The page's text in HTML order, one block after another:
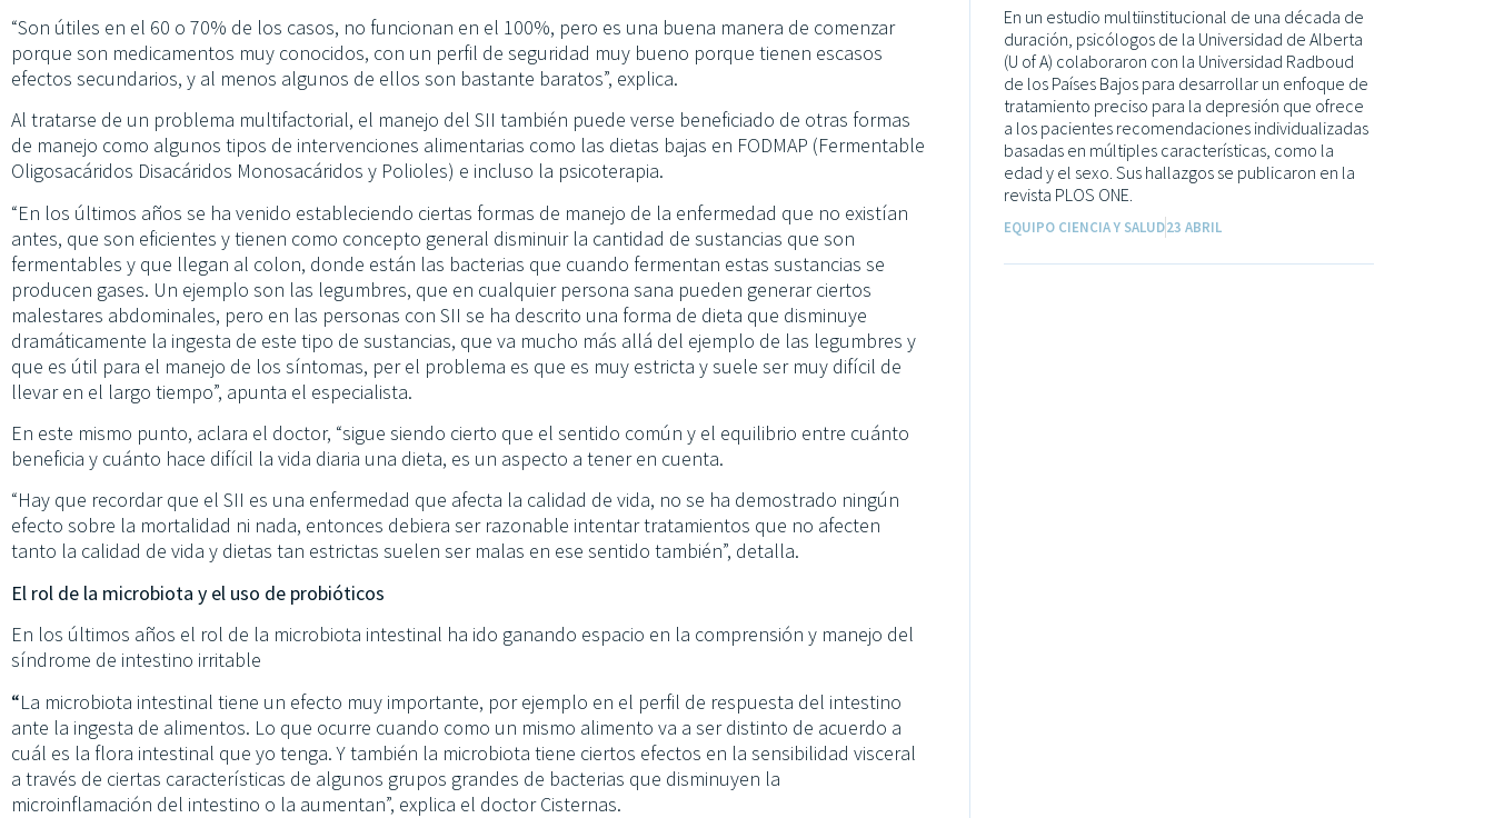
“Son útiles en el 60 o 70% de los casos, no funcionan en el 100%, pero es una buena manera de comenzar
porque son medicamentos muy conocidos, con un perfil de seguridad muy bueno porque tienen escasos
efectos secundarios, y al menos algunos de ellos son bastante baratos”, explica.
Al tratarse de un problema multifactorial, el manejo del SII también puede verse beneficiado de otras formas
de manejo como algunos tipos de intervenciones alimentarias como las dietas bajas en FODMAP (Fermentable
Oligosacáridos Disacáridos Monosacáridos y Polioles) e incluso la psicoterapia.
“En los últimos años se ha venido estableciendo ciertas formas de manejo de la enfermedad que no existían
antes, que son eficientes y tienen como concepto general disminuir la cantidad de sustancias que son
fermentables y que llegan al colon, donde están las bacterias que cuando fermentan estas sustancias se
producen gases. Un ejemplo son las legumbres, que en cualquier persona sana pueden generar ciertos
malestares abdominales, pero en las personas con SII se ha descrito una forma de dieta que disminuye
dramáticamente la ingesta de este tipo de sustancias, que va mucho más allá del ejemplo de las legumbres y
que es útil para el manejo de los síntomas, per el problema es que es muy estricta y suele ser muy difícil de
llevar en el largo tiempo”, apunta el especialista.
En este mismo punto, aclara el doctor, “sigue siendo cierto que el sentido común y el equilibrio entre cuánto
beneficia y cuánto hace difícil la vida diaria una dieta, es un aspecto a tener en cuenta.
“Hay que recordar que el SII es una enfermedad que afecta la calidad de vida, no se ha demostrado ningún
efecto sobre la mortalidad ni nada, entonces debiera ser razonable intentar tratamientos que no afecten
tanto la calidad de vida y dietas tan estrictas suelen ser malas en ese sentido también”, detalla.
El rol de la microbiota y el uso de probióticos
En los últimos años el rol de la microbiota intestinal ha ido ganando espacio en la comprensión y manejo del
síndrome de intestino irritable
“La microbiota intestinal tiene un efecto muy importante, por ejemplo en el perfil de respuesta del intestino
ante la ingesta de alimentos. Lo que ocurre cuando como un mismo alimento va a ser distinto de acuerdo a
cuál es la flora intestinal que yo tenga. Y también la microbiota tiene ciertos efectos en la sensibilidad visceral
a través de ciertas características de algunos grupos grandes de bacterias que disminuyen la
microinflamación del intestino o la aumentan”, explica el doctor Cisternas.
En un estudio multiinstitucional de una década de
duración, psicólogos de la Universidad de Alberta
(U of A) colaboraron con la Universidad Radboud
de los Países Bajos para desarrollar un enfoque de
tratamiento preciso para la depresión que ofrece
a los pacientes recomendaciones individualizadas
basadas en múltiples características, como la
edad y el sexo. Sus hallazgos se publicaron en la
revista PLOS ONE.
EQUIPO CIENCIA Y SALUD23 ABRIL